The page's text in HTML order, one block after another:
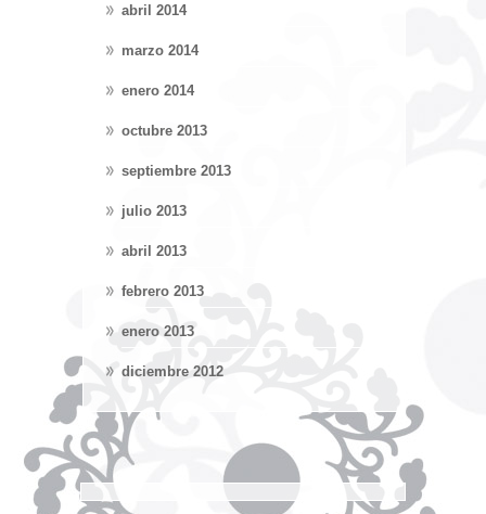
abril 2014
marzo 2014
enero 2014
octubre 2013
septiembre 2013
julio 2013
abril 2013
febrero 2013
enero 2013
diciembre 2012